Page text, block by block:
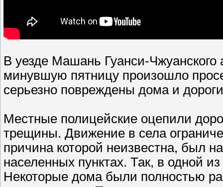
В уезде Машань Гуанси-Чжуанского
минувшую пятницу произошло
серьезно повреждены дома и
Местные полицейские оцепили
трещины. Движение в села
причина которой неизвестна, был
населенных пунктах. Так, в одной
Некоторые дома были полностью